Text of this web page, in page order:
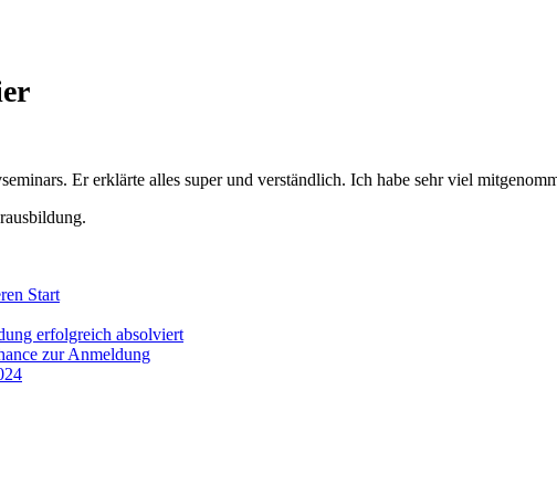
Er erklärte alles super und verständlich. Ich habe sehr viel
Start
erfolgreich absolviert
zur Anmeldung